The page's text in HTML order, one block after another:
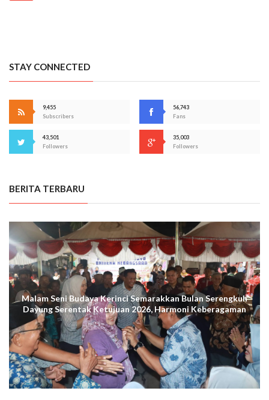
STAY CONNECTED
9,455
Subscribers
56,743
Fans
43,501
Followers
35,003
Followers
BERITA TERBARU
Malam Seni Budaya Kerinci Semarakkan Bulan Serengkuh
Dayung Serentak Ketujuan 2026, Harmoni Keberagaman
Terus Menggema di Kuala Tungkal